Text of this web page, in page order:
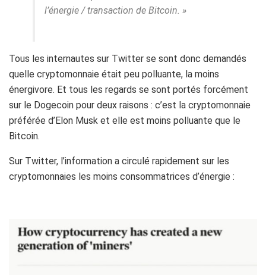
l’énergie / transaction de Bitcoin. »
Tous les internautes sur Twitter se sont donc demandés
quelle cryptomonnaie était peu polluante, la moins
énergivore. Et tous les regards se sont portés forcément
sur le Dogecoin pour deux raisons : c’est la cryptomonnaie
préférée d’Elon Musk et elle est moins polluante que le
Bitcoin.
Sur Twitter, l’information a circulé rapidement sur les
cryptomonnaies les moins consommatrices d’énergie :